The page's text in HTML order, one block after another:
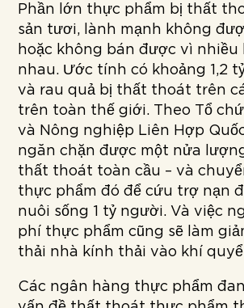
Phần lớn thực phẩm bị thất
sản tươi, lành mạnh không
hoặc không bán được vì nhiều
nhau. Ước tính có khoảng 1,2
và rau quả bị thất thoát trên
trên toàn thế giới. Theo Tổ
và Nông nghiệp Liên Hợp
ngăn chặn được một nửa
thất thoát toàn cầu – và
thực phẩm đó để cứu trợ nạn
nuôi sống 1 tỷ người. Và việc
phí thực phẩm cũng sẽ làm
thải nhà kính thải vào khí
Các ngân hàng thực phẩm